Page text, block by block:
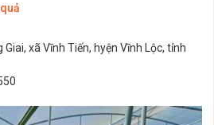
xã Vĩnh Tiến, hyện Vĩnh Lộc, tỉnh